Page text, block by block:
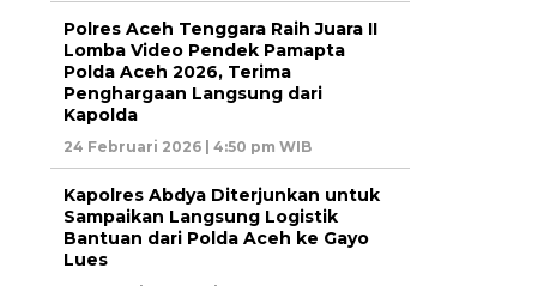
Polres Aceh Tenggara Raih Juara II
Lomba Video Pendek Pamapta
Polda Aceh 2026, Terima
Penghargaan Langsung dari
Kapolda
24 Februari 2026 | 4:50 pm WIB
Kapolres Abdya Diterjunkan untuk
Sampaikan Langsung Logistik
Bantuan dari Polda Aceh ke Gayo
Lues